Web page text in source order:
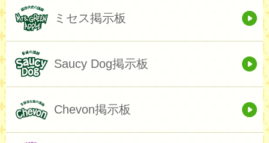
ミセス掲示板
Saucy Dog掲示板
Chevon掲示板